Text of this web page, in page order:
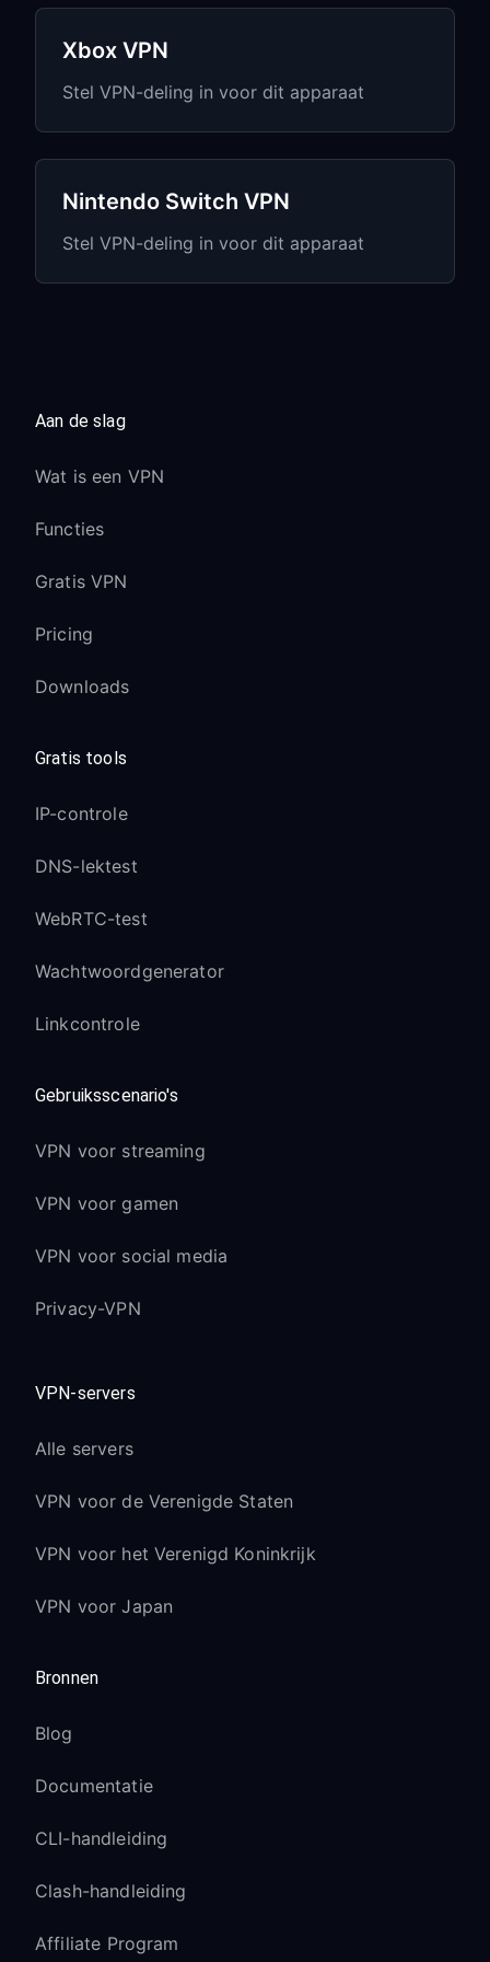
gewenste regio voordat je de
PlayStation Store opent
accountregio overeenkomen met de
VPN-locatie
Digitale aankopen zijn gekoppeld aan
de accountregio, niet aan de VPN-
Probleemoplossing
Schakel over naar een VPN-server die
staat
voor je pc in plaats van Wi-Fi
Controleer of andere apparaten
Problemen met PlayStation Network-
serverlocaties
op na het wijzigen van VPN-servers
tijdelijk bepaalde VPN-IP’s blokkeren
NAT-typeproblemen:
NAT Type kan worden weergegeven
normaal
servers te gebruiken die zijn
Voordelen van DDoS-bescherming:
Je echte IP-adres wordt verborgen
van IP en swatting-pogingen
PlayStation-
specifieke functies
Compatibiliteit met Remote
Zorg voor een stabiele verbinding
PlayStation Now/Plus-
streaming:
Xbox VPN
Stel VPN-deling in voor dit apparaat
Nintendo Switch VPN
Stel VPN-deling in voor dit apparaat
Aan de slag
Wat is een VPN
Functies
Gratis VPN
Pricing
Downloads
Gratis tools
IP-controle
DNS-lektest
WebRTC-test
Wachtwoordgenerator
Linkcontrole
Gebruiksscenario's
VPN voor streaming
VPN voor gamen
VPN voor social media
Privacy-VPN
VPN-servers
Alle servers
VPN voor de Verenigde Staten
VPN voor het Verenigd Koninkrijk
VPN voor Japan
Bronnen
Blog
Documentatie
CLI-handleiding
Clash-handleiding
Affiliate Program